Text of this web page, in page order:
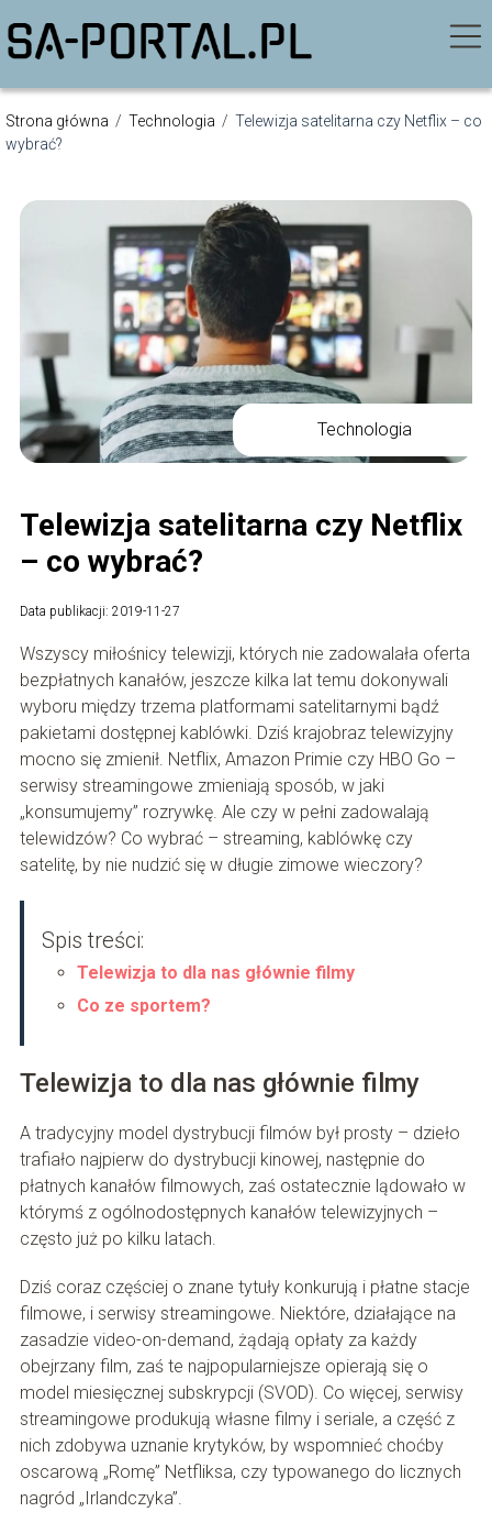
Strona główna / Technologia / Telewizja satelitarna czy Netflix – co
wybrać?
Technologia
Telewizja satelitarna czy Netflix
– co wybrać?
Data publikacji: 2019-11-27
Wszyscy miłośnicy telewizji, których nie zadowalała oferta
bezpłatnych kanałów, jeszcze kilka lat temu dokonywali
wyboru między trzema platformami satelitarnymi bądź
pakietami dostępnej kablówki. Dziś krajobraz telewizyjny
mocno się zmienił. Netflix, Amazon Primie czy HBO Go –
serwisy streamingowe zmieniają sposób, w jaki
„konsumujemy” rozrywkę. Ale czy w pełni zadowalają
telewidzów? Co wybrać – streaming, kablówkę czy
satelitę, by nie nudzić się w długie zimowe wieczory?
Spis treści:
Telewizja to dla nas głównie filmy
Co ze sportem?
Telewizja to dla nas głównie filmy
A tradycyjny model dystrybucji filmów był prosty – dzieło
trafiało najpierw do dystrybucji kinowej, następnie do
płatnych kanałów filmowych, zaś ostatecznie lądowało w
którymś z ogólnodostępnych kanałów telewizyjnych –
często już po kilku latach.
Dziś coraz częściej o znane tytuły konkurują i płatne stacje
filmowe, i serwisy streamingowe. Niektóre, działające na
zasadzie video-on-demand, żądają opłaty za każdy
obejrzany film, zaś te najpopularniejsze opierają się o
model miesięcznej subskrypcji (SVOD). Co więcej, serwisy
streamingowe produkują własne filmy i seriale, a część z
nich zdobywa uznanie krytyków, by wspomnieć choćby
oscarową „Romę” Netfliksa, czy typowanego do licznych
nagród „Irlandczyka”.